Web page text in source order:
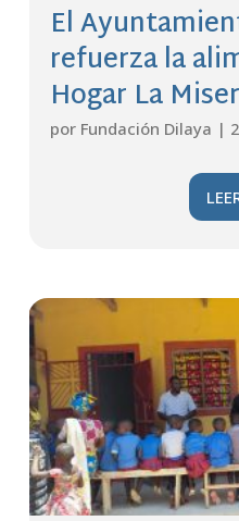
El
refuerza la
Hogar La
por Fundación Dilaya |